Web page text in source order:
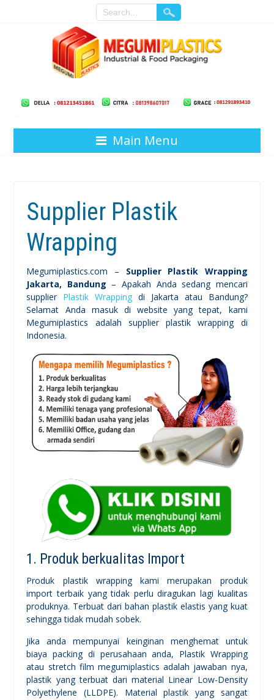
Main Menu
Supplier Plastik
Wrapping
Megumiplastics.com – Supplier Plastik Wrapping
Jakarta, Bandung – Apakah Anda sedang mencari
supplier Plastik Wrapping di Jakarta atau Bandung?
Selamat Anda masuk di website yang tepat, kami
Megumiplastics adalah supplier plastik wrapping di
Indonesia.
1. Produk berkualitas Import
Produk plastik wrapping kami merupakan produk
import terbaik yang tidak perlu diragukan lagi kualitas
produknya. Terbuat dari bahan plastik elastis yang kuat
sehingga tidak mudah sobek.
Jika anda mempunyai keinginan menghemat untuk
biaya packing di perusahaan anda, Plastik Wrapping
atau stretch film megumiplastics adalah jawaban nya,
plastik yang terbuat dari material Linear Low-Density
Polyethylene (LLDPE). Material plastik yang sangat